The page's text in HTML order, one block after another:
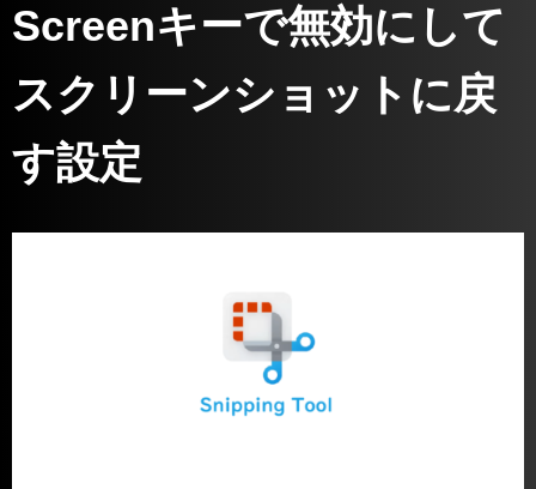
Screenキーで無効にして
スクリーンショットに戻
す設定